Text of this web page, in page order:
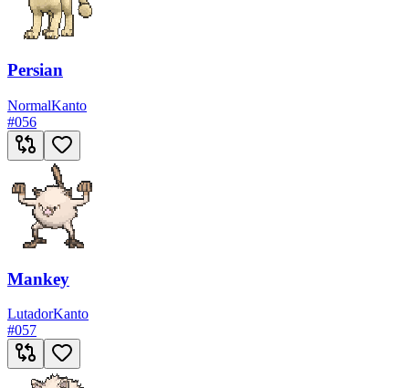
Persian
NormalKanto
#056
Mankey
LutadorKanto
#057